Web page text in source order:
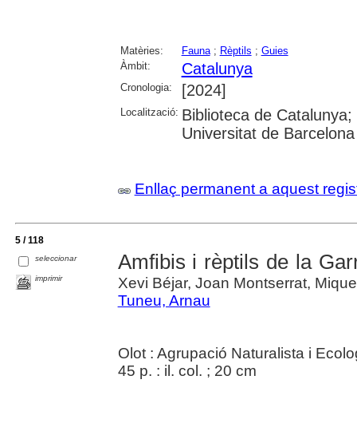
Matèries: Fauna; Rèptils ; Guies
Àmbit:
Catalunya
Cronologia: [2024]
Localització: Biblioteca de
Universitat de Barcelona
Enllaç permanent a aquest
5 / 118
seleccionar
imprimir
Amfibis i rèptils de la
Xevi Béjar, Joan Montserrat,
Tuneu, Arnau
Olot : Agrupació Naturalista i
45 p. : il. col. ; 20 cm